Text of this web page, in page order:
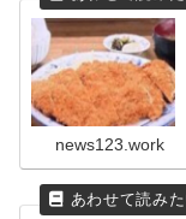
news123.work